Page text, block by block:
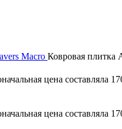
Macro Ковровая плитка
цена составляла
цена составляла